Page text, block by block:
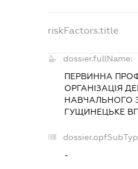
riskFactors.title
dossier.fullName:
ПЕРВИННА
ОРГАНІЗАЦІЯ
НАВЧАЛЬНОГО
ГУЩИНЕЦЬКЕ
-